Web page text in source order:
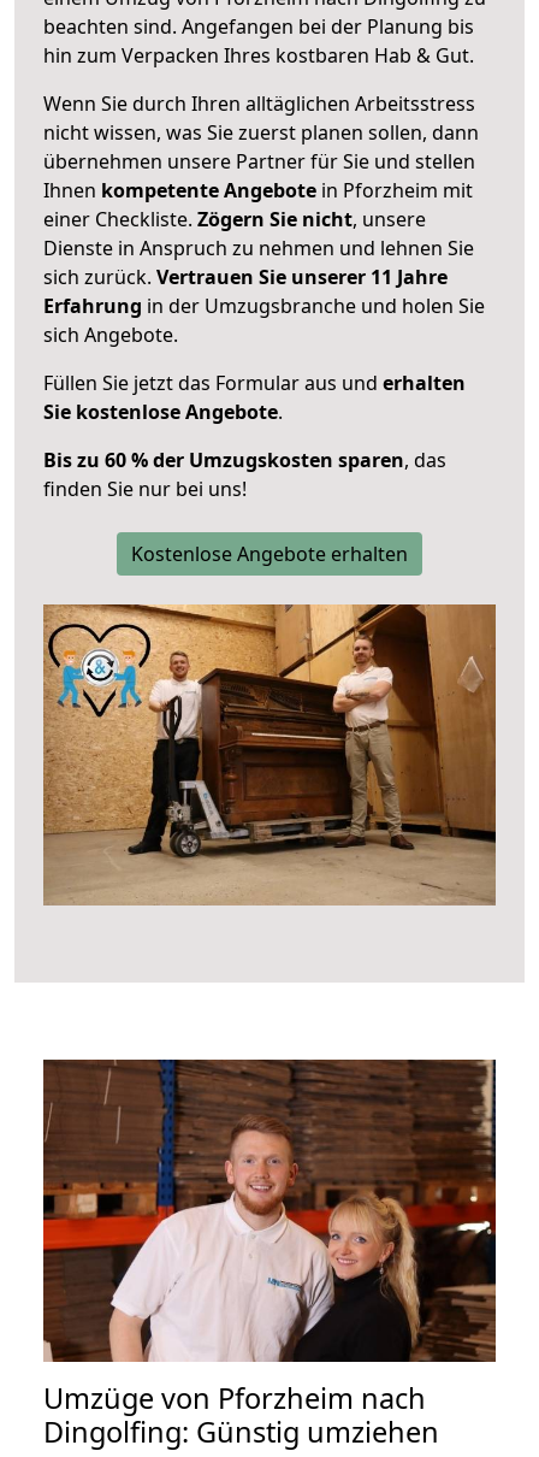
beachten sind. Angefangen bei der Planung bis
hin zum Verpacken Ihres kostbaren Hab & Gut.
Wenn Sie durch Ihren alltäglichen Arbeitsstress
nicht wissen, was Sie zuerst planen sollen, dann
übernehmen unsere Partner für Sie und stellen
Ihnen kompetente Angebote in Pforzheim mit
einer Checkliste. Zögern Sie nicht, unsere
Dienste in Anspruch zu nehmen und lehnen Sie
sich zurück. Vertrauen Sie unserer 11 Jahre
Erfahrung in der Umzugsbranche und holen Sie
sich Angebote.
Füllen Sie jetzt das Formular aus und erhalten
Sie kostenlose Angebote.
Bis zu 60 % der Umzugskosten sparen, das
finden Sie nur bei uns!
Kostenlose Angebote erhalten
Umzüge von Pforzheim nach
Dingolfing: Günstig umziehen